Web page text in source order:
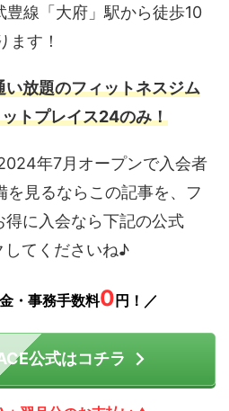
豊線「大府」駅から徒歩10
ます！
放題のフィットネスジム
トプレイス24のみ！
年7月オープンで入会者
見るならこの記事を、フ
に入会なら下記の公式
してくださいね♪
・事務手数料0円！／
公式はコチラ